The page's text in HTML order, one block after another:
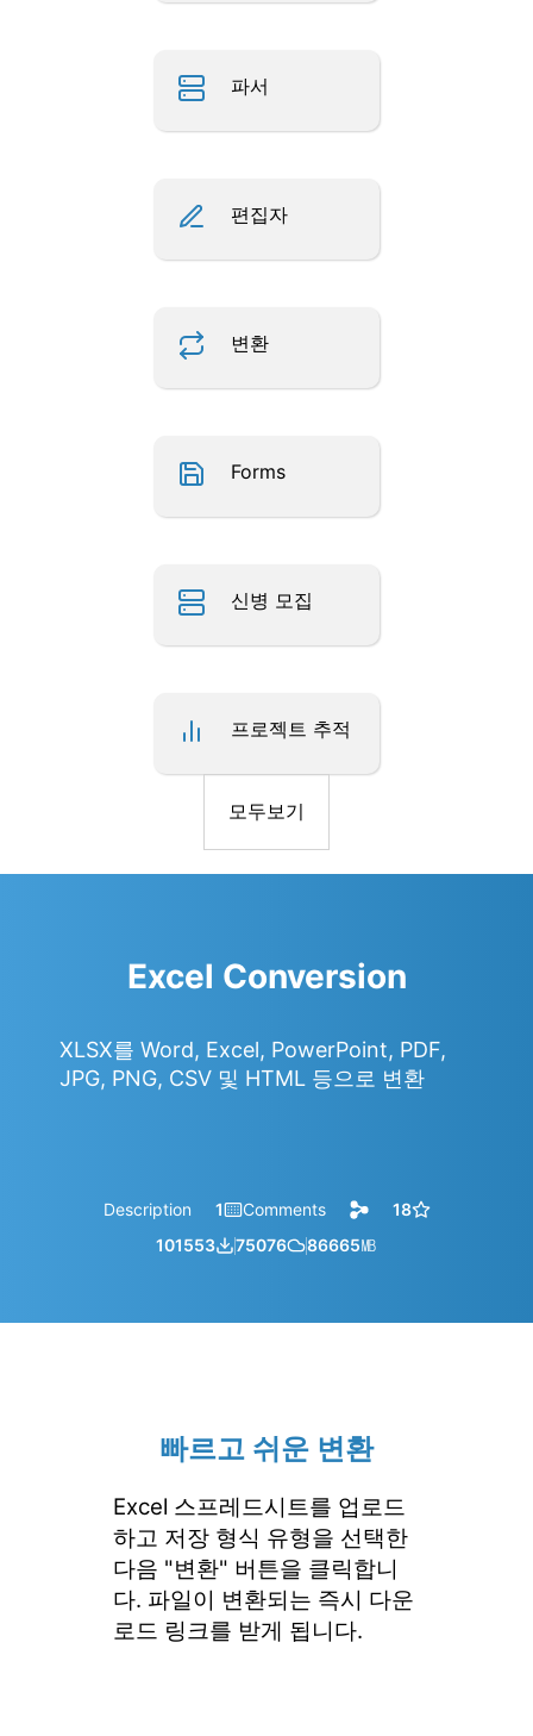
파서
편집자
변환
Forms
신병 모집
프로젝트 추적
모두보기
Excel Conversion
XLSX를 Word, Excel, PowerPoint, PDF,
JPG, PNG, CSV 및 HTML 등으로 변환
Description 1 Comments
18
101553
75076 86665㎆︎
빠르고 쉬운 변환
Excel 스프레드시트를 업로드
하고 저장 형식 유형을 선택한
다음 "변환" 버튼을 클릭합니
다. 파일이 변환되는 즉시 다운
로드 링크를 받게 됩니다.